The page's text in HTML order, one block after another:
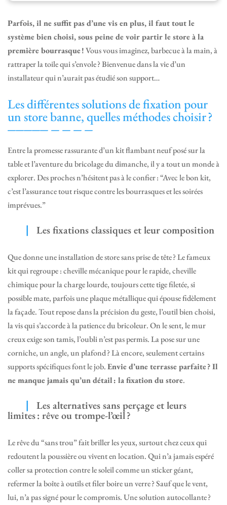
Parfois, il ne suffit pas d’une vis en plus, il faut tout le
système bien choisi, sous peine de voir partir le store à la
première bourrasque !Vous vous imaginez, barbecue à la main, à
rattraper la toile qui s’envole ? Bienvenue dans la vie d’un
installateur qui n’aurait pas étudié son support…
Les différentes solutions de fixation pour
un store banne, quelles méthodes choisir ?
Entre la promesse rassurante d’un kit flambant neuf posé sur la
table et l’aventure du bricolage du dimanche, il y a tout un monde à
explorer. Des proches n’hésitent pas à le confier : “Avec le bon kit,
c’est l’assurance tout risque contre les bourrasques et les soirées
imprévues.”
Les fixations classiques et leur composition
Que donne une installation de store sans prise de tête ? Le fameux
kit qui regroupe : cheville mécanique pour le rapide, cheville
chimique pour la charge lourde, toujours cette tige filetée, si
possible mate, parfois une plaque métallique qui épouse fidèlement
la façade. Tout repose dans la précision du geste, l’outil bien choisi,
la vis qui s’accorde à la patience du bricoleur. On le sent, le mur
creux exige son tamis, l’oubli n’est pas permis. La pose sur une
corniche, un angle, un plafond ? Là encore, seulement certains
supports spécifiques font le job.Envie d’une terrasse parfaite ? Il
ne manque jamais qu’un détail : la fixation du store.
Les alternatives sans perçage et leurs
limites : rêve ou trompe-l’œil ?
Le rêve du “sans trou” fait briller les yeux, surtout chez ceux qui
redoutent la poussière ou vivent en location. Qui n’a jamais espéré
coller sa protection contre le soleil comme un sticker géant,
refermer la boîte à outils et filer boire un verre ? Sauf que le vent,
lui, n’a pas signé pour le compromis. Une solution autocollante ?